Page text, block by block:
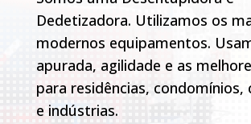
Dedetizadora. Utilizamos os
modernos equipamentos.
apurada, agilidade e as
para residências, condomínios,
e indústrias.